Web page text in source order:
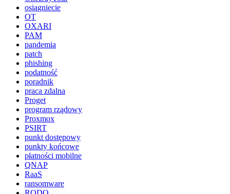
osiągniecie
OT
OXARI
PAM
pandemia
patch
phishing
podatność
poradnik
praca zdalna
Proget
program rządowy
Proxmox
PSIRT
punkt dostępowy
punkty końcowe
płatności mobilne
QNAP
RaaS
ransomware